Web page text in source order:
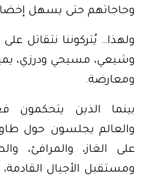
وحاجاتهم حتى يسهل
ولهذا… يُتركوننا نتقاتل
وشيعي، مسيحي ودرزي،
ومعارضة.
بينما الذين يتحكمون
والعالم يجلسون حول
على الغاز، والمرافئ،
ومستقبل الأجيال